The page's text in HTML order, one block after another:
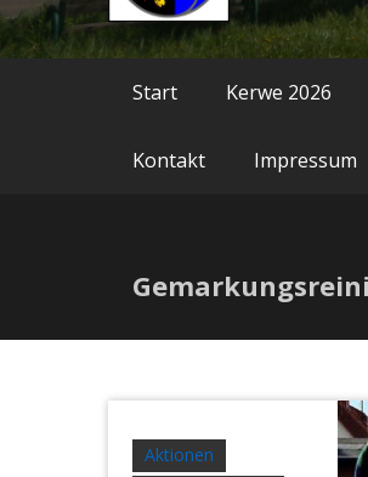
Start Kerwe 2026
Kontakt Impressum
Aktionen